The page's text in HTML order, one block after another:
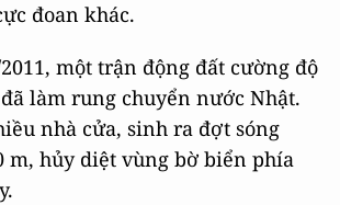
đoan khác.
một trận động đất cường độ
làm rung chuyển nước Nhật.
nhà cửa, sinh ra đợt sóng
m, hủy diệt vùng bờ biển phía